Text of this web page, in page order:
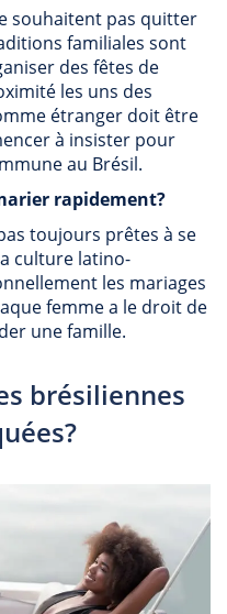
souhaitent pas quitter
familiales sont
des fêtes de
les uns des
étranger doit être
à insister pour
au Brésil.
rapidement?
toujours prêtes à se
culture latino-
les mariages
femme a le droit de
une famille.
brésiliennes